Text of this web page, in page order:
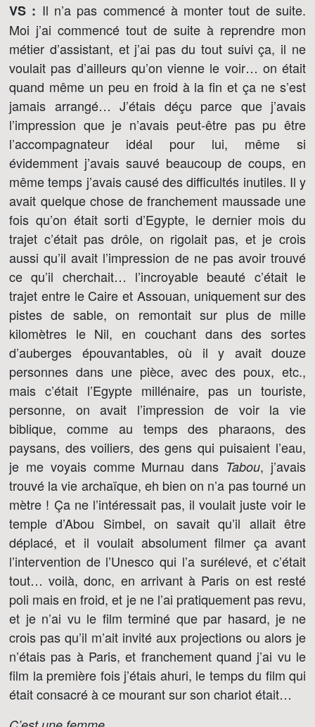
VS : Il n’a pas commencé à monter tout de suite.
Moi j’ai commencé tout de suite à reprendre mon
métier d’assistant, et j’ai pas du tout suivi ça, il ne
voulait pas d’ailleurs qu’on vienne le voir… on était
quand même un peu en froid à la fin et ça ne s’est
jamais arrangé… J’étais déçu parce que j’avais
l’impression que je n’avais peut-être pas pu être
l’accompagnateur idéal pour lui, même si
évidemment j’avais sauvé beaucoup de coups, en
même temps j’avais causé des difficultés inutiles. Il y
avait quelque chose de franchement maussade une
fois qu’on était sorti d’Egypte, le dernier mois du
trajet c’était pas drôle, on rigolait pas, et je crois
aussi qu’il avait l’impression de ne pas avoir trouvé
ce qu’il cherchait… l’incroyable beauté c’était le
trajet entre le Caire et Assouan, uniquement sur des
pistes de sable, on remontait sur plus de mille
kilomètres le Nil, en couchant dans des sortes
d’auberges épouvantables, où il y avait douze
personnes dans une pièce, avec des poux, etc.,
mais c’était l’Egypte millénaire, pas un touriste,
personne, on avait l’impression de voir la vie
biblique, comme au temps des pharaons, des
paysans, des voiliers, des gens qui puisaient l’eau,
je me voyais comme Murnau dans Tabou, j’avais
trouvé la vie archaïque, eh bien on n’a pas tourné un
mètre ! Ça ne l’intéressait pas, il voulait juste voir le
temple d’Abou Simbel, on savait qu’il allait être
déplacé, et il voulait absolument filmer ça avant
l’intervention de l’Unesco qui l’a surélevé, et c’était
tout… voilà, donc, en arrivant à Paris on est resté
poli mais en froid, et je ne l’ai pratiquement pas revu,
et je n’ai vu le film terminé que par hasard, je ne
crois pas qu’il m’ait invité aux projections ou alors je
n’étais pas à Paris, et franchement quand j’ai vu le
film la première fois j’étais ahuri, le temps du film qui
était consacré à ce mourant sur son chariot était…